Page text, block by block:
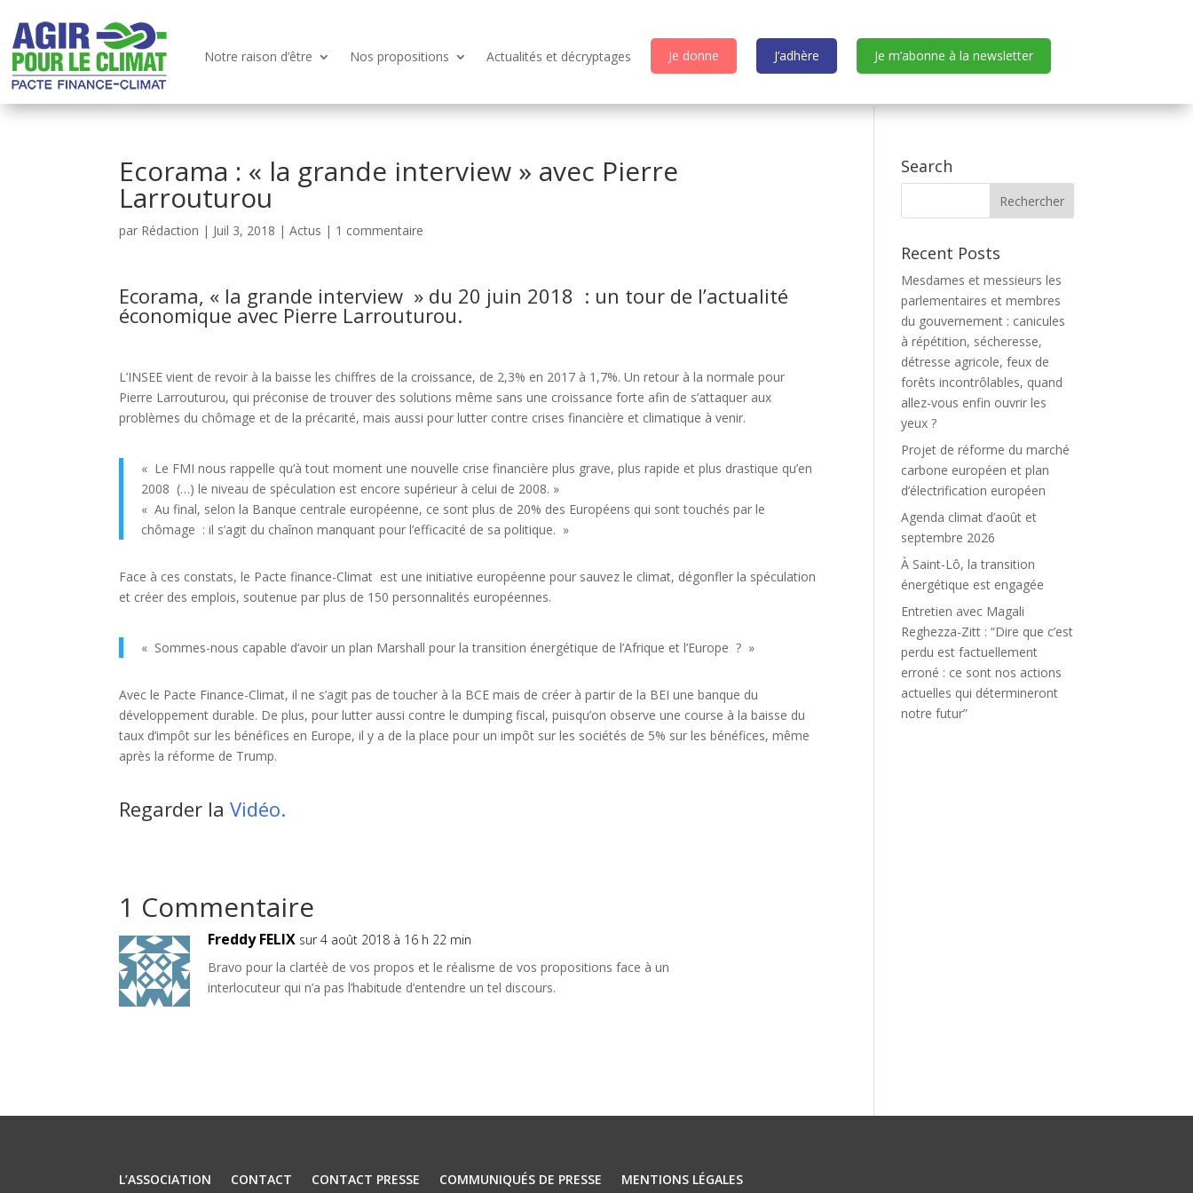
Notre raison d’être Nos propositions Actualités et décryptages Je donne J’adhère Je m’abonne à la newsletter
Ecorama : « la grande interview » avec Pierre
Larrouturou
par Rédaction | Juil 3, 2018 |Actus | 1 commentaire
Ecorama, « la grande interview » du 20 juin 2018 : un tour de l’actualité
économique avec Pierre Larrouturou.
L’INSEE vient de revoir à la baisse les chiffres de la croissance, de 2,3% en 2017 à 1,7%. Un retour à la normale pour
Pierre Larrouturou, qui préconise de trouver des solutions même sans une croissance forte afin de s’attaquer aux
problèmes du chômage et de la précarité, mais aussi pour lutter contre crises financière et climatique à venir.
« Le FMI nous rappelle qu’à tout moment une nouvelle crise financière plus grave, plus rapide et plus drastique qu’en
2008 (…) le niveau de spéculation est encore supérieur à celui de 2008. »
« Au final, selon la Banque centrale européenne, ce sont plus de 20% des Européens qui sont touchés par le
chômage : il s’agit du chaînon manquant pour l’efficacité de sa politique. »
Face à ces constats, le Pacte finance-Climat est une initiative européenne pour sauvez le climat, dégonfler la spéculation
et créer des emplois, soutenue par plus de 150 personnalités européennes.
« Sommes-nous capable d’avoir un plan Marshall pour la transition énergétique de l’Afrique et l’Europe ? »
Avec le Pacte Finance-Climat, il ne s’agit pas de toucher à la BCE mais de créer à partir de la BEI une banque du
développement durable. De plus, pour lutter aussi contre le dumping fiscal, puisqu’on observe une course à la baisse du
taux d’impôt sur les bénéfices en Europe, il y a de la place pour un impôt sur les sociétés de 5% sur les bénéfices, même
après la réforme de Trump.
Regarder laVidéo.
1 Commentaire
Freddy FELIX sur 4 août 2018 à 16 h 22 min
Bravo pour la clartéè de vos propos et le réalisme de vos propositions face à un
interlocuteur qui n’a pas l’habitude d’entendre un tel discours.
Search
Recent Posts
Mesdames et messieurs les
parlementaires et membres
du gouvernement : canicules
à répétition, sécheresse,
détresse agricole, feux de
forêts incontrôlables, quand
allez-vous enfin ouvrir les
yeux ?
Projet de réforme du marché
carbone européen et plan
d’électrification européen
Agenda climat d’août et
septembre 2026
À Saint-Lô, la transition
énergétique est engagée
Entretien avec Magali
Reghezza-Zitt : “Dire que c’est
perdu est factuellement
erroné : ce sont nos actions
actuelles qui détermineront
notre futur”
L’ASSOCIATION CONTACT CONTACT PRESSE COMMUNIQUÉS DE PRESSE MENTIONS LÉGALES